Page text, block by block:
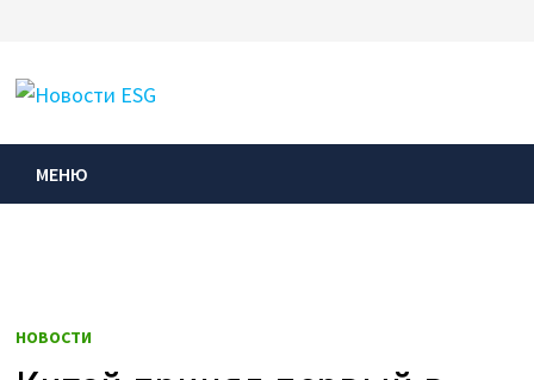
содержимому
МЕНЮ
НОВОСТИ